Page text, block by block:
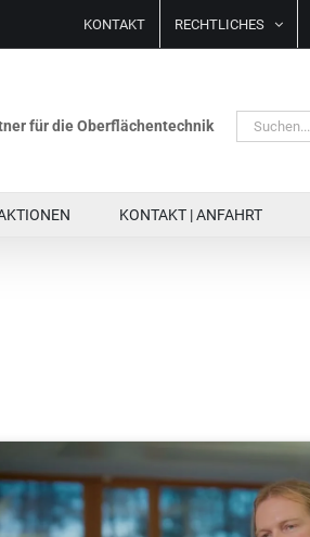
KONTAKT RECHTLICHES
für die Oberflächentechnik
Suche
nach:
KONTAKT | ANFAHRT